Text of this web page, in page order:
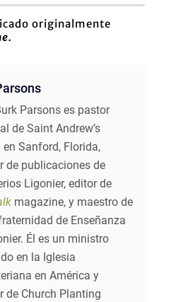
originalmente
Parsons es pastor
de Saint Andrew’s
en Sanford, Florida,
de publicaciones de
Ligonier, editor de
magazine, y maestro de
de Enseñanza
Él es un ministro
en la Iglesia
en América y
de Church Planting